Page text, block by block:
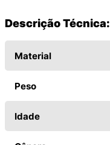
Descrição Técnica:
Material
Peso
Idade